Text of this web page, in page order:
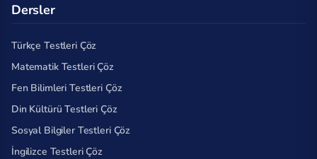
Dersler
Türkçe Testleri Çöz
Matematik Testleri Çöz
Fen Bilimleri Testleri Çöz
Din Kültürü Testleri Çöz
Sosyal Bilgiler Testleri Çöz
İngilizce Testleri Çöz